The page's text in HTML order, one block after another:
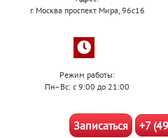
г. Москва проспект Мира, 96с16
Режим работы:
Пн–Вс: с 9:00 до 21:00
Записаться +7